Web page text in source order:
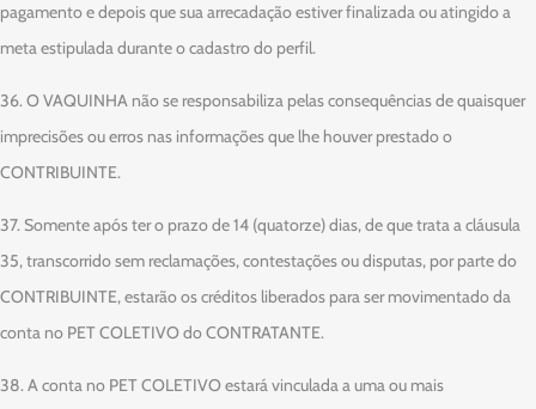
pagamento e depois que sua arrecadação estiver finalizada ou atingido a
meta estipulada durante o cadastro do perfil.
36. O VAQUINHA não se responsabiliza pelas consequências de quaisquer
imprecisões ou erros nas informações que lhe houver prestado o
CONTRIBUINTE.
37. Somente após ter o prazo de 14 (quatorze) dias, de que trata a cláusula
35, transcorrido sem reclamações, contestações ou disputas, por parte do
CONTRIBUINTE, estarão os créditos liberados para ser movimentado da
conta no PET COLETIVO do CONTRATANTE.
38. A conta no PET COLETIVO estará vinculada a uma ou mais